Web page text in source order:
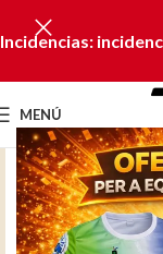
Incidencias:
MENÚ